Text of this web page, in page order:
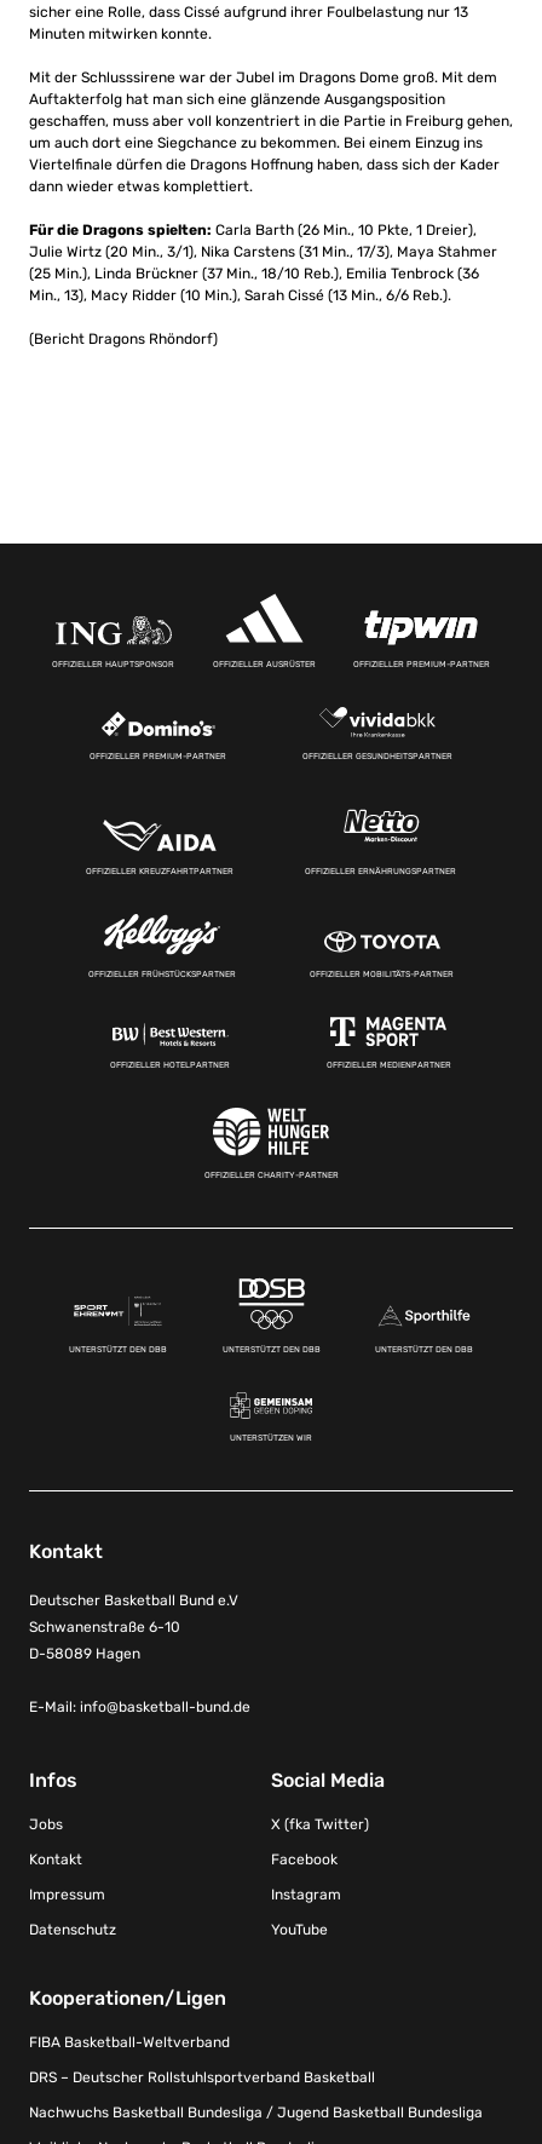
sicher eine Rolle, dass Cissé aufgrund ihrer Foulbelastung nur 13
Minuten mitwirken konnte.
Mit der Schlusssirene war der Jubel im Dragons Dome groß. Mit dem
Auftakterfolg hat man sich eine glänzende Ausgangsposition
geschaffen, muss aber voll konzentriert in die Partie in Freiburg gehen,
um auch dort eine Siegchance zu bekommen. Bei einem Einzug ins
Viertelfinale dürfen die Dragons Hoffnung haben, dass sich der Kader
dann wieder etwas komplettiert.
Für die Dragons spielten: Carla Barth (26 Min., 10 Pkte, 1 Dreier),
Julie Wirtz (20 Min., 3/1), Nika Carstens (31 Min., 17/3), Maya Stahmer
(25 Min.), Linda Brückner (37 Min., 18/10 Reb.), Emilia Tenbrock (36
Min., 13), Macy Ridder (10 Min.), Sarah Cissé (13 Min., 6/6 Reb.).
(Bericht Dragons Rhöndorf)
OFFIZIELLER HAUPTSPONSOR OFFIZIELLER AUSRÜSTER OFFIZIELLER PREMIUM-PARTNER
OFFIZIELLER PREMIUM-PARTNER OFFIZIELLER GESUNDHEITSPARTNER
OFFIZIELLER KREUZFAHRTPARTNER OFFIZIELLER ERNÄHRUNGSPARTNER
OFFIZIELLER FRÜHSTÜCKSPARTNER OFFIZIELLER MOBILITÄTS-PARTNER
OFFIZIELLER HOTELPARTNER OFFIZIELLER MEDIENPARTNER
OFFIZIELLER CHARITY-PARTNER
UNTERSTÜTZT DEN DBB UNTERSTÜTZT DEN DBB UNTERSTÜTZT DEN DBB
UNTERSTÜTZEN WIR
Kontakt
Deutscher Basketball Bund e.V
Schwanenstraße 6-10
D-58089 Hagen
E-Mail: info@basketball-bund.de
Infos
Jobs
Kontakt
Impressum
Datenschutz
Social Media
X (fka Twitter)
Facebook
Instagram
YouTube
Kooperationen/Ligen
FIBA Basketball-Weltverband
DRS – Deutscher Rollstuhlsportverband Basketball
Nachwuchs Basketball Bundesliga / Jugend Basketball Bundesliga